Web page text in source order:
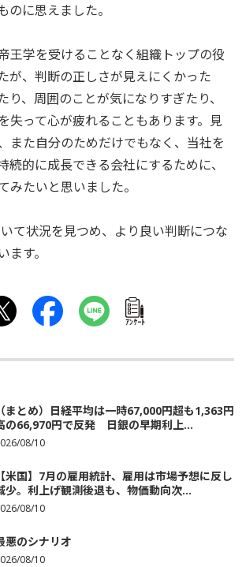
のに思えました。
王学を受けることなく組織トップの役
が、判断の正しさが見えにくかった
り、周囲のことが気になりすぎたり、
失って心が疲れることもあります。見
また自分のためだけでもなく、当社を
続的に成長できる会社にするために、
みたいと思いました。
て状況を見つめ、より良い判断につな
す。
ｱﾝｹｰﾄ
（まとめ）日経平均は一時67,000円超も1,363円
の66,970円で反発 日銀の早期利上...
08/10
【米国】7月の雇用統計、雇用は市場予想に反し
少。利上げ観測後退も、物価動向次...
08/10
悪のシナリオ
08/10